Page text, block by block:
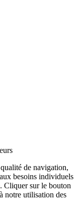
de navigation,
besoins individuels
Cliquer sur le bouton
notre utilisation des